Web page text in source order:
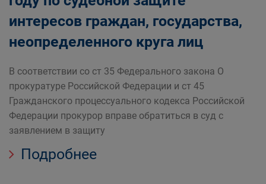
интересов граждан, государства,
неопределенного круга лиц
В соответствии со ст 35 Федерального закона О
прокуратуре Российской Федерации и ст 45
Гражданского процессуального кодекса Российской
Федерации прокурор вправе обратиться в суд с
заявлением в защиту
Подробнее